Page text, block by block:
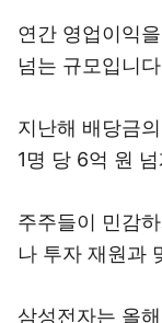
연간 영업이익
넘는 규모입니
지난해 배당금
1명 당 6억 원
주주들이 민감
나 투자 재원과
삼성전자는 올